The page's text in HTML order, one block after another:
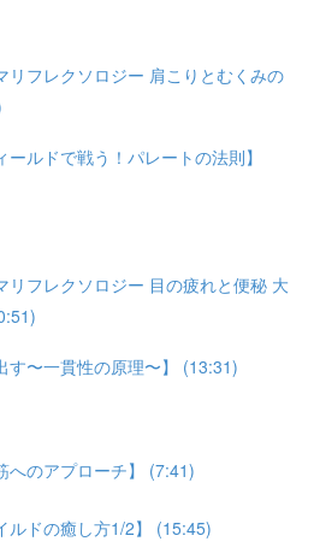
リフレクソロジー 肩こりとむくみの
ールドで戦う！パレートの法則】
リフレクソロジー 目の疲れと便秘 大
す〜一貫性の原理〜】 (13:31)
へのアプローチ】 (7:41)
ルドの癒し方1/2】 (15:45)